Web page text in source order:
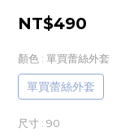
NT$490
顏色 : 單買蕾絲外套
單買蕾絲外套
尺寸 : 90